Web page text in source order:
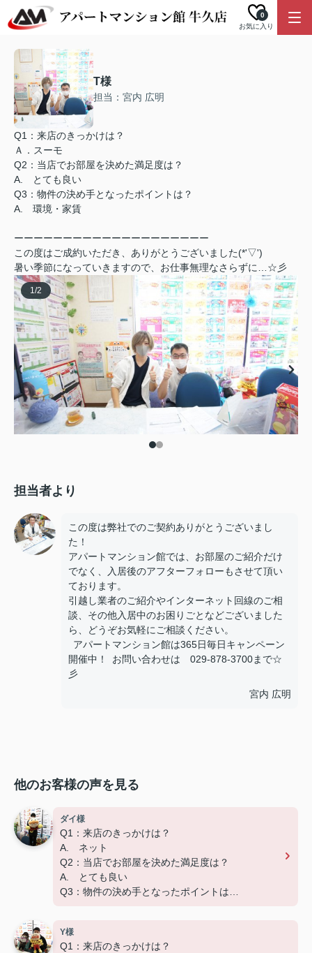
お気に入り
0
T様
担当：宮内 広明
Q1：来店のきっかけは？
Ａ．スーモ
Q2：当店でお部屋を決めた満足度は？
A. とても良い
Q3：物件の決め手となったポイントは？
A. 環境・家賃
ーーーーーーーーーーーーーーーーーーーー
この度はご成約いただき、ありがとうございました(*'▽')
暑い季節になっていきますので、お仕事無理なさらずに…☆彡
1/2
担当者より
この度は弊社でのご契約ありがとうございまし
た！
アパートマンション館では、お部屋のご紹介だけ
でなく、入居後のアフターフォローもさせて頂い
ております。
引越し業者のご紹介やインターネット回線のご相
談、その他入居中のお困りごとなどございました
ら、どうぞお気軽にご相談ください。
アパートマンション館は365日毎日キャンペーン
開催中！ お問い合わせは 029-878-3700まで☆
彡
宮内 広明
他のお客様の声を見る
ダイ様
Q1：来店のきっかけは？
A. ネット
Q2：当店でお部屋を決めた満足度は？
A. とても良い
Q3：物件の決め手となったポイントは？
Y様
Q1：来店のきっかけは？